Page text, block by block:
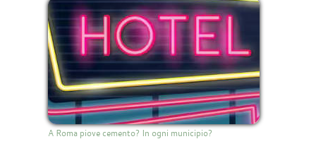
A Roma piove cemento? In ogni municipio?